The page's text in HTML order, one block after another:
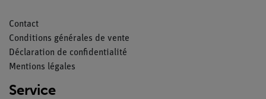
Contact
Conditions générales de vente
Déclaration de confidentialité
Mentions légales
Service